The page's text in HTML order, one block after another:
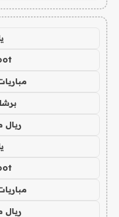
ريال
ريال